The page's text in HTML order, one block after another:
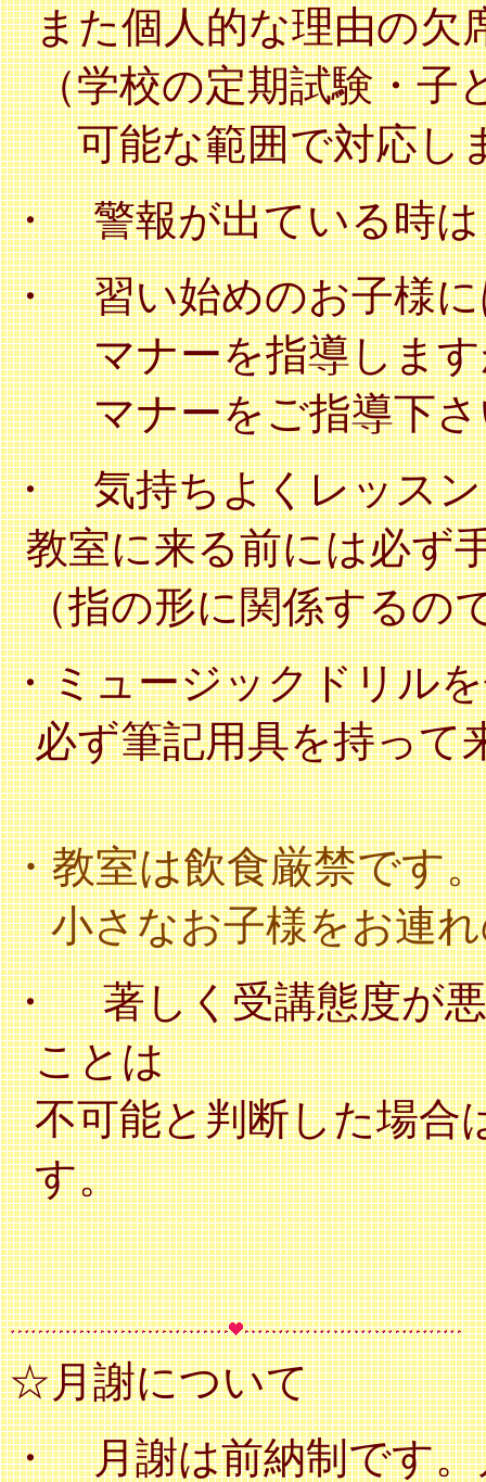
また個人的な理由の欠
（学校の定期試験・子
可能な範囲で対応し
・ 警報が出ている時は
・ 習い始めのお子様に
マナーを指導します
マナーをご指導下さ
・ 気持ちよくレッスン
教室に来る前には必ず
（指の形に関係するの
・ミュージックドリル
必ず筆記用具を持って
・教室は飲食厳禁です
小さなお子様をお連れ
・
著しく受講態度が
ことは
不可能と判断した場合
す。
☆月謝について
・ 月謝は前納制です。